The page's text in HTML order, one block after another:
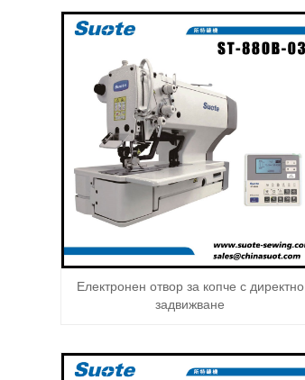
Електронен отвор за копче с директно
задвижване